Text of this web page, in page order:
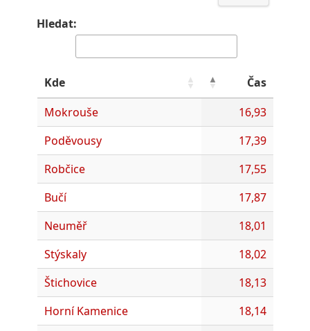
Hledat:
Kde
Čas
Mokrouše
16,93
Poděvousy
17,39
Robčice
17,55
Bučí
17,87
Neuměř
18,01
Stýskaly
18,02
Štichovice
18,13
Horní Kamenice
18,14